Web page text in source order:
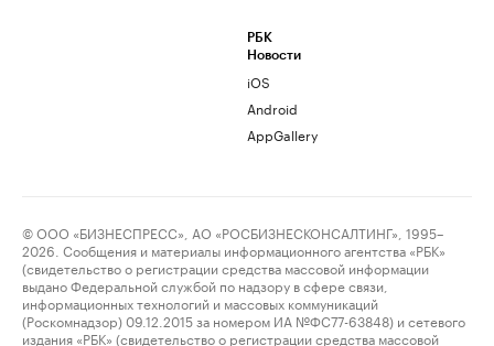
РБК
Новости
iOS
Android
AppGallery
© ООО «БИЗНЕСПРЕСС», АО «РОСБИЗНЕСКОНСАЛТИНГ», 1995–
2026. Сообщения и материалы информационного агентства «РБК»
(свидетельство о регистрации средства массовой информации
выдано Федеральной службой по надзору в сфере связи,
информационных технологий и массовых коммуникаций
(Роскомнадзор) 09.12.2015 за номером ИА №ФС77-63848) и сетевого
издания «РБК» (свидетельство о регистрации средства массовой